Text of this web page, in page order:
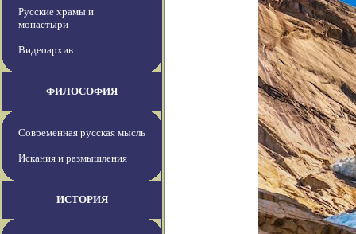
Русские храмы и
монастыри
Видеоархив
ФИЛОСОФИЯ
Современная русская мысль
Искания и размышления
ИСТОРИЯ